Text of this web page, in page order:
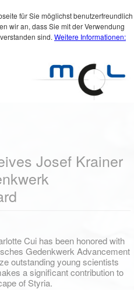
für Sie möglichst benutzerfreundlich
wir an, dass Sie mit der Verwendung
sind. Weitere Informationen:
Josef Krainer
Cui has been honored with
Gedenkwerk Advancement
outstanding young scientists
a significant contribution to
of Styria.